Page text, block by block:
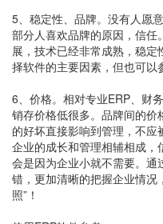
5、稳定性、品牌。没有人愿
部分人喜欢品牌的原因，信
展，技术已经非常成熟，稳
择软件的主要因素，但也可以
6、价格。相对专业ERP、财
销存价格低很多。品牌间的
的好坏直接影响到管理，不应
企业的成长和管理相辅相成
会是因为企业小就不需要。通
错，更加清晰的把握企业情况
照”！